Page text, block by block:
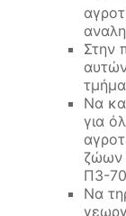
Στην
Να
για
ζώων
Π3-
Να